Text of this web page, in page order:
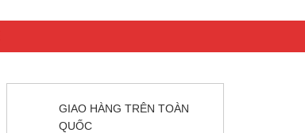
GIAO HÀNG TRÊN TOÀN
QUỐC